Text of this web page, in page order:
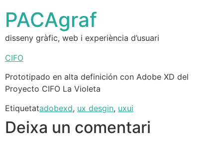
PACAgraf
disseny gràfic, web i experiència d’usuari
CIFO
Prototipado en alta definición con Adobe XD del
Proyecto CIFO La Violeta
Etiquetatadobexd, ux desgin, uxui
Deixa un comentari